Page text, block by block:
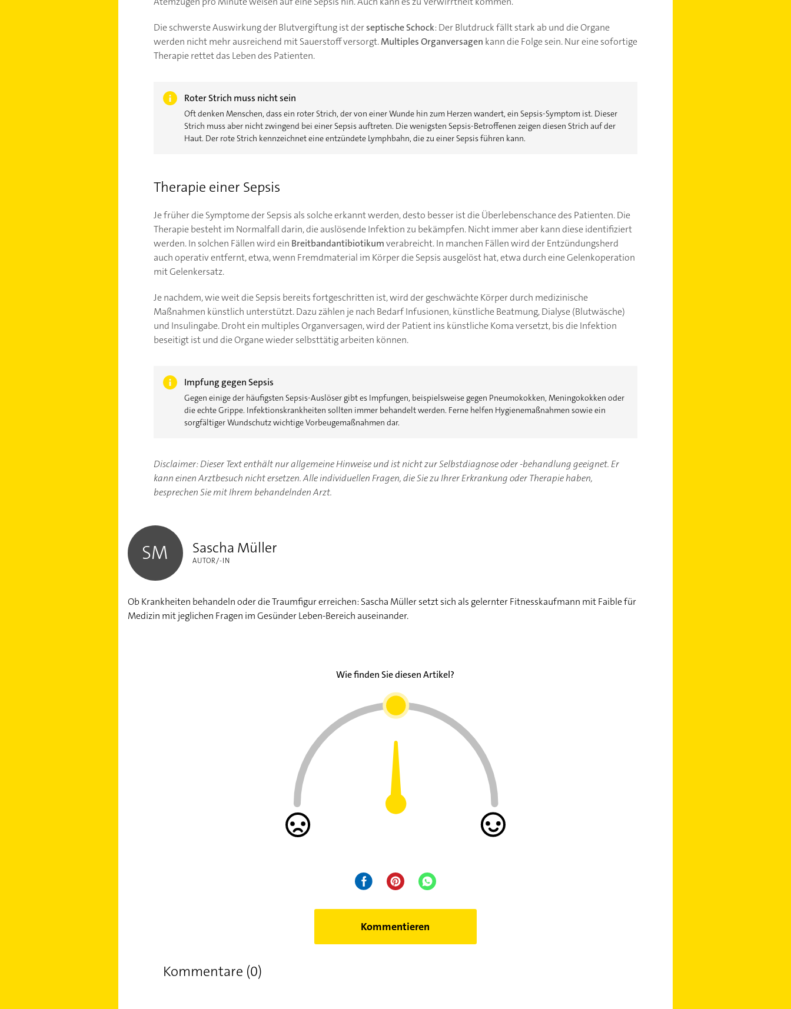
Die schwerste Auswirkung der Blutvergiftung ist derseptische Schock: Der Blutdruck fällt stark ab und die Organe
werden nicht mehr ausreichend mit Sauerstoff versorgt.Multiples Organversagen kann die Folge sein. Nur eine sofortige
Therapie rettet das Leben des Patienten.
Roter Strich muss nicht sein
Oft denken Menschen, dass ein roter Strich, der von einer Wunde hin zum Herzen wandert, ein Sepsis-Symptom ist. Dieser
Strich muss aber nicht zwingend bei einer Sepsis auftreten. Die wenigsten Sepsis-Betroffenen zeigen diesen Strich auf der
Haut. Der rote Strich kennzeichnet eine entzündete Lymphbahn, die zu einer Sepsis führen kann.
Therapie einer Sepsis
Je früher die Symptome der Sepsis als solche erkannt werden, desto besser ist die Überlebenschance des Patienten. Die
Therapie besteht im Normalfall darin, die auslösende Infektion zu bekämpfen. Nicht immer aber kann diese identifiziert
werden. In solchen Fällen wird ein Breitbandantibiotikumverabreicht. In manchen Fällen wird der Entzündungsherd
auch operativ entfernt, etwa, wenn Fremdmaterial im Körper die Sepsis ausgelöst hat, etwa durch eine Gelenkoperation
mit Gelenkersatz.
Je nachdem, wie weit die Sepsis bereits fortgeschritten ist, wird der geschwächte Körper durch medizinische
Maßnahmen künstlich unterstützt. Dazu zählen je nach Bedarf Infusionen, künstliche Beatmung, Dialyse (Blutwäsche)
und Insulingabe. Droht ein multiples Organversagen, wird der Patient ins künstliche Koma versetzt, bis die Infektion
beseitigt ist und die Organe wieder selbsttätig arbeiten können.
Impfung gegen Sepsis
Gegen einige der häufigsten Sepsis-Auslöser gibt es Impfungen, beispielsweise gegen Pneumokokken, Meningokokken oder
die echte Grippe. Infektionskrankheiten sollten immer behandelt werden. Ferne helfen Hygienemaßnahmen sowie ein
sorgfältiger Wundschutz wichtige Vorbeugemaßnahmen dar.
Disclaimer: Dieser Text enthält nur allgemeine Hinweise und ist nicht zur Selbstdiagnose oder -behandlung geeignet. Er
kann einen Arztbesuch nicht ersetzen. Alle individuellen Fragen, die Sie zu Ihrer Erkrankung oder Therapie haben,
besprechen Sie mit Ihrem behandelnden Arzt.
SM Sascha Müller
AUTOR/-IN
Ob Krankheiten behandeln oder die Traumfigur erreichen: Sascha Müller setzt sich als gelernter Fitnesskaufmann mit Faible für
Medizin mit jeglichen Fragen im Gesünder Leben-Bereich auseinander.
Wie finden Sie diesen Artikel?
Kommentieren
Kommentare (0)